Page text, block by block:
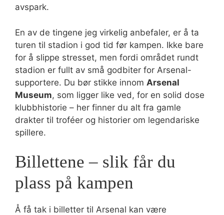
avspark.
En av de tingene jeg virkelig anbefaler, er å ta
turen til stadion i god tid før kampen. Ikke bare
for å slippe stresset, men fordi området rundt
stadion er fullt av små godbiter for Arsenal-
supportere. Du bør stikke innom Arsenal
Museum, som ligger like ved, for en solid dose
klubbhistorie – her finner du alt fra gamle
drakter til troféer og historier om legendariske
spillere.
Billettene – slik får du
plass på kampen
Å få tak i billetter til Arsenal kan være